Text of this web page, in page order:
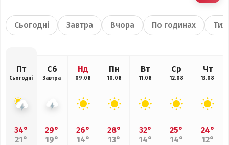
Сьогодні Завтра Вчора По годинах
Пт
Сьогодні
34°
21°
Сб
Завтра
29°
19°
Нд
09.08
26°
14°
Пн
10.08
28°
13°
Вт
11.08
32°
14°
Ср
12.08
25°
14°
Чт
13.08
24°
12°